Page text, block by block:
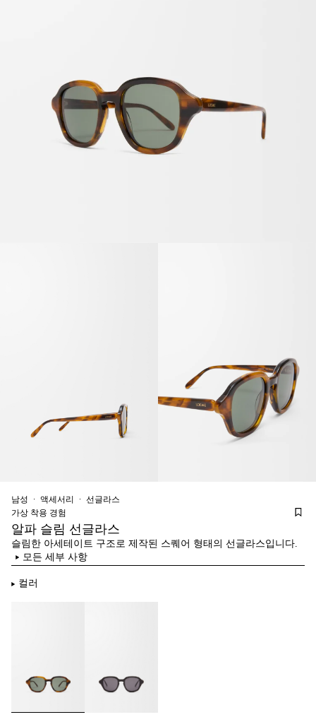
남성 액세서리
선글라스
가상 착용 경험
알파 슬림 선글라스
슬림한 아세테이트 구조로 제작된 스퀘어 형태의 선글라스입니다.
모든 세부 사항
컬러